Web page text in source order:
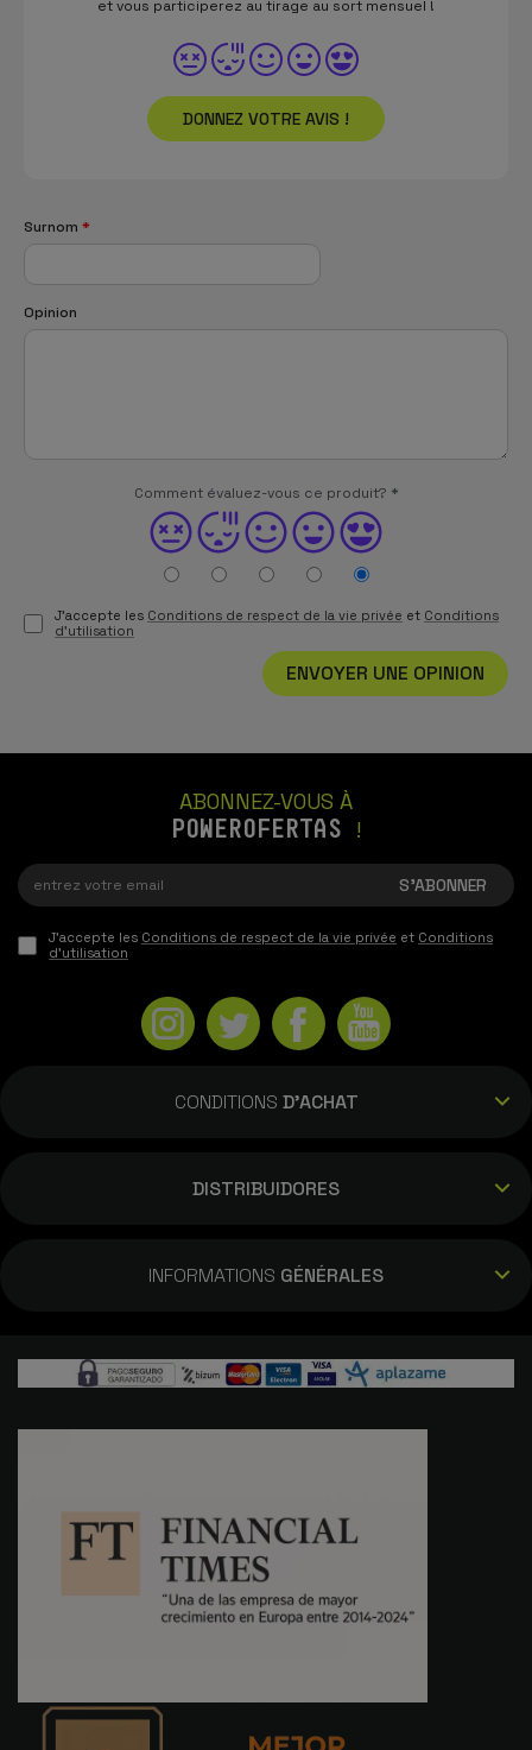
et vous participerez au tirage au sort mensuel !
DONNEZ VOTRE AVIS !
Surnom *
Opinion
Comment évaluez-vous ce produit? *
J'accepte les Conditions de respect de la vie privée et Conditions
d'utilisation
ENVOYER UNE OPINION
ABONNEZ-VOUS À
POWEROFERTAS !
J'accepte les Conditions de respect de la vie privée et Conditions
d'utilisation
CONDITIONS D'ACHAT
DISTRIBUIDORES
INFORMATIONS GÉNÉRALES